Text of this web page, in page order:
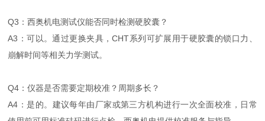
Q3：西奥机电测试仪能否同时检测硬胶囊？
A3：可以。通过更换夹具，CHT系列可扩展用于硬胶囊的锁口力、
崩解时间等相关力学测试。
Q4：仪器是否需要定期校准？周期多长？
A4：是的。建议每年由厂家或第三方机构进行一次全面校准，日常